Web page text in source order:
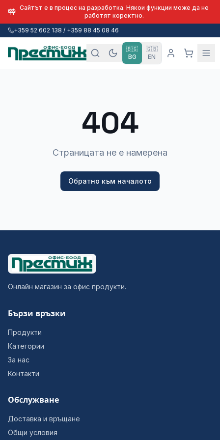
Сайтът е в процес на разработка. Някои функции може да не
работят коректно.
+359 52 602 138 / +359 88 45 08 46
🇧🇬
BG
🇬🇧
EN
404
Страницата не е намерена
Обратно към началото
Онлайн магазин за офис продукти.
Бързи връзки
Продукти
Категории
За нас
Контакти
Обслужване
Доставка и връщане
Общи условия